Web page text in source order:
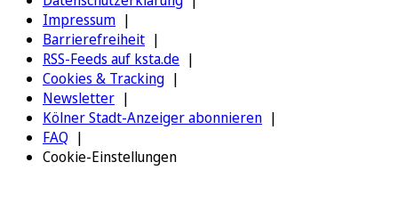
Impressum
Barrierefreiheit
RSS-Feeds auf ksta.de
Cookies & Tracking
Newsletter
Kölner Stadt-Anzeiger abonnieren
FAQ
Cookie-Einstellungen